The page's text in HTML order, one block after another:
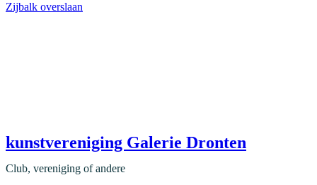
Zijbalk overslaan
kunstvereniging Galerie Dronten
Club, vereniging of andere